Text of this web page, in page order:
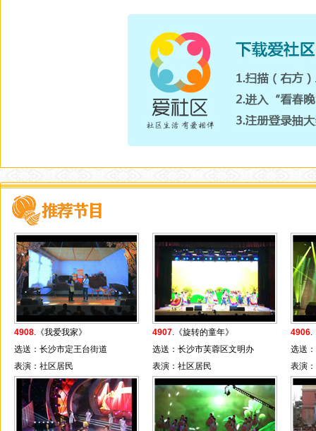
4908.《我爱我家》
选送：长沙市定王台街道
表演：社区居民
4907.《旋转的童年》
选送：长沙市芙蓉区文明办
表演：社区居民
4906.
选送
表演